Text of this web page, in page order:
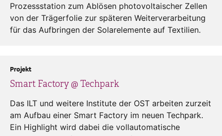
Prozessstation zum Ablösen photovoltaischer Zellen
von der Trägerfolie zur späteren Weiterverarbeitung
für das Aufbringen der Solarelemente auf Textilien.
Smart Factory @ Techpark
Projekt
Das ILT und weitere Institute der OST arbeiten zurzeit
am Aufbau einer Smart Factory im neuen Techpark.
Ein Highlight wird dabei die vollautomatische